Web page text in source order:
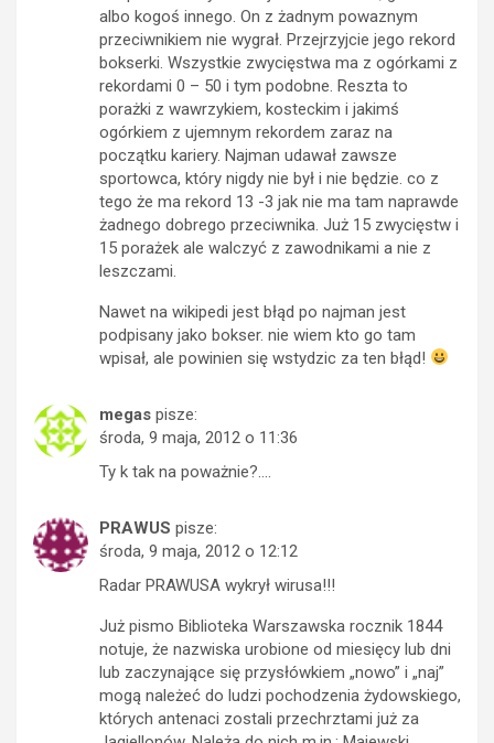
albo kogoś innego. On z żadnym powaznym
przeciwnikiem nie wygrał. Przejrzyjcie jego rekord
bokserki. Wszystkie zwycięstwa ma z ogórkami z
rekordami 0 – 50 i tym podobne. Reszta to
porażki z wawrzykiem, kosteckim i jakimś
ogórkiem z ujemnym rekordem zaraz na
początku kariery. Najman udawał zawsze
sportowca, który nigdy nie był i nie będzie. co z
tego że ma rekord 13 -3 jak nie ma tam naprawde
żadnego dobrego przeciwnika. Już 15 zwycięstw i
15 porażek ale walczyć z zawodnikami a nie z
leszczami.
Nawet na wikipedi jest błąd po najman jest
podpisany jako bokser. nie wiem kto go tam
wpisał, ale powinien się wstydzic za ten błąd!
megas pisze:
środa, 9 maja, 2012 o 11:36
Ty k tak na poważnie?….
PRAWUS pisze:
środa, 9 maja, 2012 o 12:12
Radar PRAWUSA wykrył wirusa!!!
Już pismo Biblioteka Warszawska rocznik 1844
notuje, że nazwiska urobione od miesięcy lub dni
lub zaczynające się przysłówkiem „nowo” i „naj”
mogą należeć do ludzi pochodzenia żydowskiego,
których antenaci zostali przechrztami już za